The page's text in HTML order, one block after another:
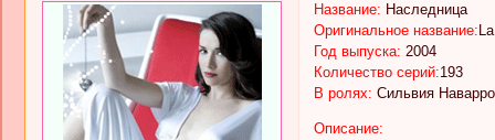
Название: Наследница
Оригинальное название:
Год выпуска: 2004
Количество серий:193
В ролях: Сильвия
Описание: